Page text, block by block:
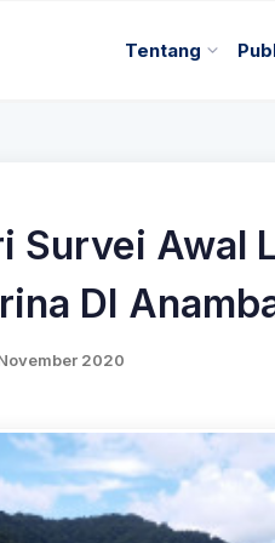
Tentang
Survei Awal
DI
2020